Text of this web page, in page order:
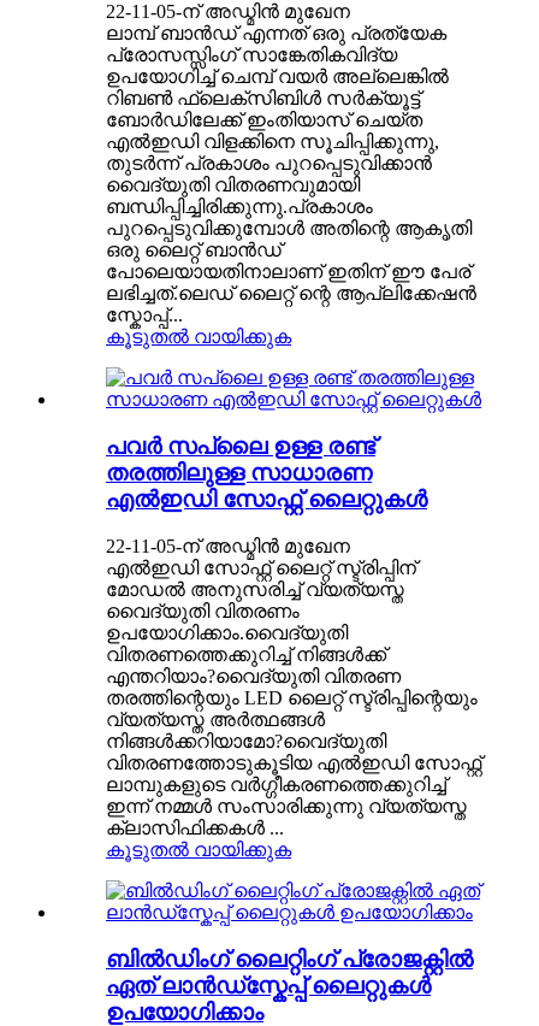
22-11-05-ന് അഡ്മിൻ മുഖേന
ലാമ്പ് ബാൻഡ് എന്നത് ഒരു പ്രത്യേക
പ്രോസസ്സിംഗ് സാങ്കേതികവിദ്യ
ഉപയോഗിച്ച് ചെമ്പ് വയർ അല്ലെങ്കിൽ
റിബൺ ഫ്ലെക്സിബിൾ സർക്യൂട്ട്
ബോർഡിലേക്ക് ഇംതിയാസ് ചെയ്ത
എൽഇഡി വിളക്കിനെ സൂചിപ്പിക്കുന്നു,
തുടർന്ന് പ്രകാശം പുറപ്പെടുവിക്കാൻ
വൈദ്യുതി വിതരണവുമായി
ബന്ധിപ്പിച്ചിരിക്കുന്നു.പ്രകാശം
പുറപ്പെടുവിക്കുമ്പോൾ അതിന്റെ ആകൃതി
ഒരു ലൈറ്റ് ബാൻഡ്
പോലെയായതിനാലാണ് ഇതിന് ഈ പേര്
ലഭിച്ചത്.ലെഡ് ലൈറ്റ് ന്റെ ആപ്ലിക്കേഷൻ
സ്കോപ്പ്...
കൂടുതൽ വായിക്കുക
പവർ സപ്ലൈ ഉള്ള രണ്ട്
തരത്തിലുള്ള സാധാരണ
എൽഇഡി സോഫ്റ്റ് ലൈറ്റുകൾ
22-11-05-ന് അഡ്മിൻ മുഖേന
എൽഇഡി സോഫ്റ്റ് ലൈറ്റ് സ്ട്രിപ്പിന്
മോഡൽ അനുസരിച്ച് വ്യത്യസ്ത
വൈദ്യുതി വിതരണം
ഉപയോഗിക്കാം.വൈദ്യുതി
വിതരണത്തെക്കുറിച്ച് നിങ്ങൾക്ക്
എന്തറിയാം?വൈദ്യുതി വിതരണ
തരത്തിന്റെയും LED ലൈറ്റ് സ്ട്രിപ്പിന്റെയും
വ്യത്യസ്ത അർത്ഥങ്ങൾ
നിങ്ങൾക്കറിയാമോ?വൈദ്യുതി
വിതരണത്തോടുകൂടിയ എൽഇഡി സോഫ്റ്റ്
ലാമ്പുകളുടെ വർഗ്ഗീകരണത്തെക്കുറിച്ച്
ഇന്ന് നമ്മൾ സംസാരിക്കുന്നു വ്യത്യസ്ത
ക്ലാസിഫിക്കകൾ ...
കൂടുതൽ വായിക്കുക
ബിൽഡിംഗ് ലൈറ്റിംഗ് പ്രോജക്റ്റിൽ
ഏത് ലാൻഡ്സ്കേപ്പ് ലൈറ്റുകൾ
ഉപയോഗിക്കാം